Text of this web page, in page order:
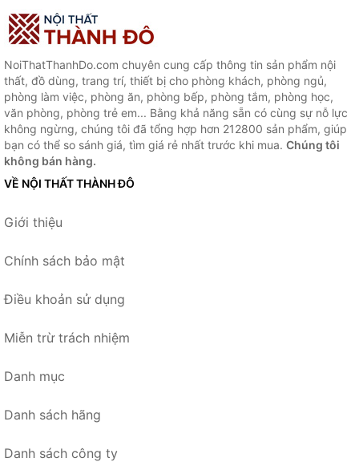
NoiThatThanhDo.com chuyên cung cấp thông tin sản phẩm nội
thất, đồ dùng, trang trí, thiết bị cho phòng khách, phòng ngủ,
phòng làm việc, phòng ăn, phòng bếp, phòng tắm, phòng học,
văn phòng, phòng trẻ em... Bằng khả năng sẵn có cùng sự nỗ lực
không ngừng, chúng tôi đã tổng hợp hơn 212800 sản phẩm, giúp
bạn có thể so sánh giá, tìm giá rẻ nhất trước khi mua. Chúng tôi
không bán hàng.
VỀ NỘI THẤT THÀNH ĐÔ
Giới thiệu
Chính sách bảo mật
Điều khoản sử dụng
Miễn trừ trách nhiệm
Danh mục
Danh sách hãng
Danh sách công ty